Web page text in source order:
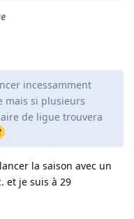
incessamment
mais si plusieurs
de ligue trouvera
la saison avec un
et je suis à 29